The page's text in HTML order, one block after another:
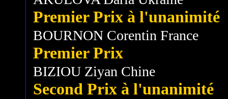
Premier Prix à l'unanimité
BOURNON Corentin France
Premier Prix
BIZIOU Ziyan Chine
Second Prix à l'unanimité